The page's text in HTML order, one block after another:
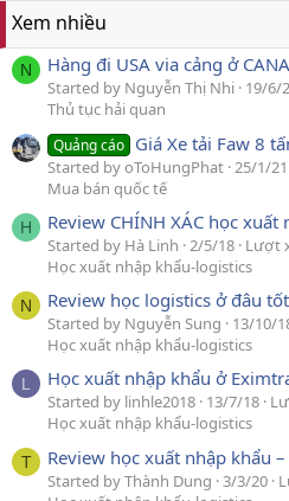
Xem nhiều
N Hàng đi USA via cảng ở
Started by Nguyễn Thị Nhi 19/6/
Thủ tục hải quan
Quảng cáo Giá Xe tải Faw 8
Started by oToHungPhat 25/1/21
Mua bán quốc tế
H Review CHÍNH XÁC học
Started by Hà Linh 2/5/18 Lượt
Học xuất nhập khẩu-logistics
N Review học logistics ở đâu tốt
Started by Nguyễn Sung 13/10/
Học xuất nhập khẩu-logistics
L Học xuất nhập khẩu ở
Started by linhle2018 13/7/18
Học xuất nhập khẩu-logistics
T Review học xuất nhập khẩu
Started by Thành Dung 3/3/20